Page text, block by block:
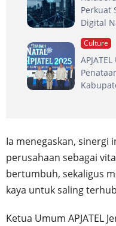
Perkuat
Digital
Culture
Ia menegaskan, sinergi
perusahaan sebagai
bertumbuh, sekaligus
kaya untuk saling
Ketua Umum APJATEL